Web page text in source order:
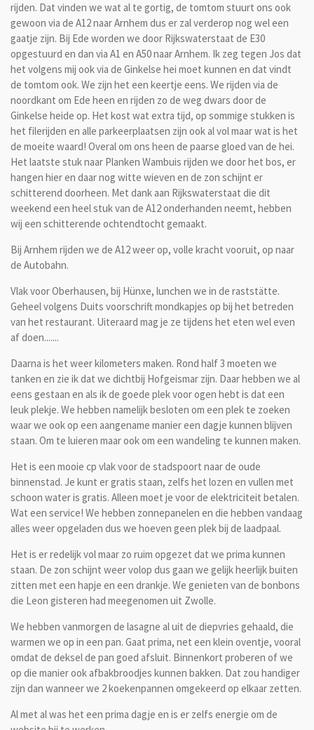
rijden. Dat vinden we wat al te gortig, de tomtom stuurt ons ook
gewoon via de A12 naar Arnhem dus er zal verderop nog wel een
gaatje zijn. Bij Ede worden we door Rijkswaterstaat de E30
opgestuurd en dan via A1 en A50 naar Arnhem. Ik zeg tegen Jos dat
het volgens mij ook via de Ginkelse hei moet kunnen en dat vindt
de tomtom ook. We zijn het een keertje eens. We rijden via de
noordkant om Ede heen en rijden zo de weg dwars door de
Ginkelse heide op. Het kost wat extra tijd, op sommige stukken is
het filerijden en alle parkeerplaatsen zijn ook al vol maar wat is het
de moeite waard! Overal om ons heen de paarse gloed van de hei.
Het laatste stuk naar Planken Wambuis rijden we door het bos, er
hangen hier en daar nog witte wieven en de zon schijnt er
schitterend doorheen. Met dank aan Rijkswaterstaat die dit
weekend een heel stuk van de A12 onderhanden neemt, hebben
wij een schitterende ochtendtocht gemaakt.
Bij Arnhem rijden we de A12 weer op, volle kracht vooruit, op naar
de Autobahn.
Vlak voor Oberhausen, bij Hünxe, lunchen we in de raststätte.
Geheel volgens Duits voorschrift mondkapjes op bij het betreden
van het restaurant. Uiteraard mag je ze tijdens het eten wel even
af doen.......
Daarna is het weer kilometers maken. Rond half 3 moeten we
tanken en zie ik dat we dichtbij Hofgeismar zijn. Daar hebben we al
eens gestaan en als ik de goede plek voor ogen hebt is dat een
leuk plekje. We hebben namelijk besloten om een plek te zoeken
waar we ook op een aangename manier een dagje kunnen blijven
staan. Om te luieren maar ook om een wandeling te kunnen maken.
Het is een mooie cp vlak voor de stadspoort naar de oude
binnenstad. Je kunt er gratis staan, zelfs het lozen en vullen met
schoon water is gratis. Alleen moet je voor de elektriciteit betalen.
Wat een service! We hebben zonnepanelen en die hebben vandaag
alles weer opgeladen dus we hoeven geen plek bij de laadpaal.
Het is er redelijk vol maar zo ruim opgezet dat we prima kunnen
staan. De zon schijnt weer volop dus gaan we gelijk heerlijk buiten
zitten met een hapje en een drankje. We genieten van de bonbons
die Leon gisteren had meegenomen uit Zwolle.
We hebben vanmorgen de lasagne al uit de diepvries gehaald, die
warmen we op in een pan. Gaat prima, net een klein oventje, vooral
omdat de deksel de pan goed afsluit. Binnenkort proberen of we
op die manier ook afbakbroodjes kunnen bakken. Dat zou handiger
zijn dan wanneer we 2 koekenpannen omgekeerd op elkaar zetten.
Al met al was het een prima dagje en is er zelfs energie om de